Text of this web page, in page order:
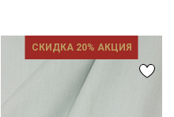
СКИДКА 20% АКЦИЯ